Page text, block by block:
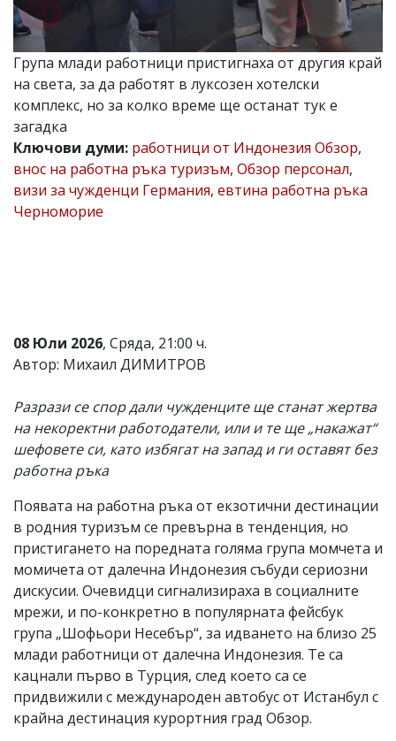
редактор:
Иван
Колев,
email:
office@flagman.bg
Коментарите
статиите
се
въвеждат
читателите
и
откриете
обиден
за
коментар,
моля
сигнализирайте
ни!
Група млади работници пристигнаха от другия край
на света, за да работят в луксозен хотелски
комплекс, но за колко време ще останат тук е
загадка
Ключови думи: работници от Индонезия Обзор,
внос на работна ръка туризъм, Обзор персонал,
визи за чужденци Германия, евтина работна ръка
Черноморие
08 Юли 2026, Сряда, 21:00 ч.
Автор: Михаил ДИМИТРОВ
Разрази се спор дали чужденците ще станат жертва
на некоректни работодатели, или и те ще „накажат“
шефовете си, като избягат на запад и ги оставят без
работна ръка
Появата на работна ръка от екзотични дестинации
в родния туризъм се превърна в тенденция, но
пристигането на поредната голяма група момчета и
момичета от далечна Индонезия събуди сериозни
дискусии. Очевидци сигнализираха в социалните
мрежи, и по-конкретно в популярната фейсбук
група „Шофьори Несебър“, за идването на близо 25
млади работници от далечна Индонезия. Те са
кацнали първо в Турция, след което са се
придвижили с международен автобус от Истанбул с
крайна дестинация курортния град Обзор.